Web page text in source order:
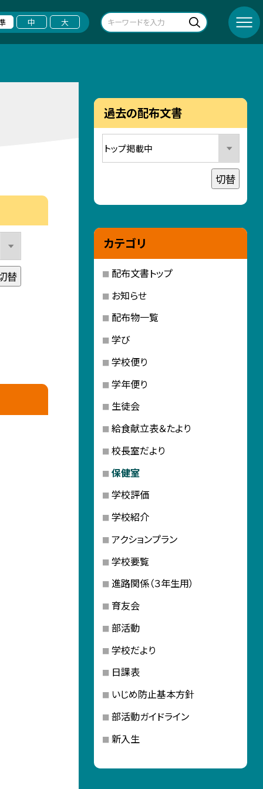
中 大
替
過去の配布文書
切替
カテゴリ
配布文書トップ
お知らせ
配布物一覧
学び
学校便り
学年便り
生徒会
給食献立表＆たより
校長室だより
保健室
学校評価
学校紹介
アクションプラン
学校要覧
進路関係（３年生用）
育友会
部活動
学校だより
日課表
いじめ防止基本方針
部活動ガイドライン
新入生